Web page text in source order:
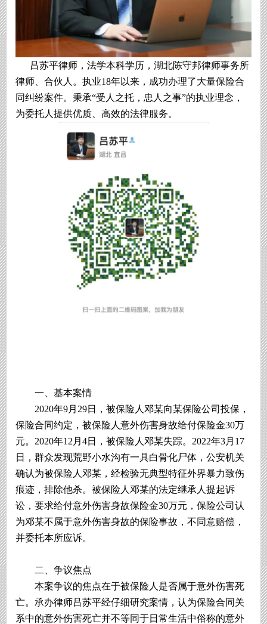
吕苏平律师，法学本科学历，湖北陈守邦律师事务所
律师、合伙人。执业18年以来，成功办理了大量保险合
同纠纷案件。秉承“受人之托，忠人之事”的执业理念，
为委托人提供优质、高效的法律服务。
一、基本案情
2020年9月29日，被保险人邓某向某保险公司投保，
保险合同约定，被保险人意外伤害身故给付保险金30万
元。2020年12月4日，被保险人邓某失踪。2022年3月17
日，群众发现荒野小水沟有一具白骨化尸体，公安机关
确认为被保险人邓某，经检验无典型特征外界暴力致伤
痕迹，排除他杀。被保险人邓某的法定继承人提起诉
讼，要求给付意外伤害身故保险金30万元，保险公司认
为邓某不属于意外伤害身故的保险事故，不同意赔偿，
并委托本所应诉。
二、争议焦点
本案争议的焦点在于被保险人是否属于意外伤害死
亡。承办律师吕苏平经仔细研究案情，认为保险合同关
系中的意外伤害死亡并不等同于日常生活中俗称的意外